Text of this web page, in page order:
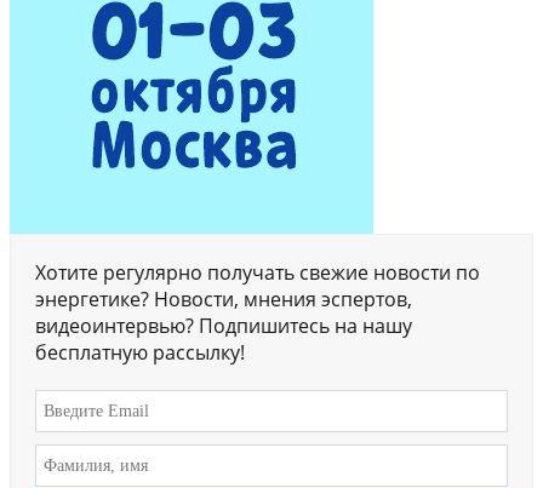
Хотите регулярно получать свежие новости по
энергетике? Новости, мнения эспертов,
видеоинтервью? Подпишитесь на нашу
бесплатную рассылку!